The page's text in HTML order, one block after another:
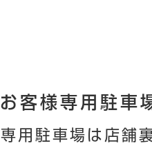
お客様専用駐車
専用駐車場は店舗